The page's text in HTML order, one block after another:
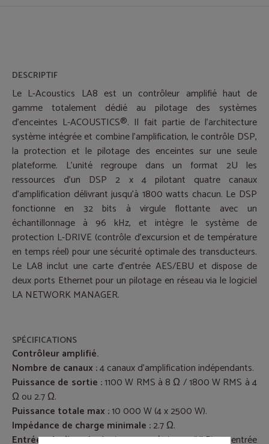
DESCRIPTIF
Le L-Acoustics LA8 est un contrôleur amplifié haut de
gamme totalement dédié au pilotage des systèmes
d'enceintes L-ACOUSTICS®. Il fait partie de l'architecture
système intégrée et combine l'amplification, le contrôle DSP,
la protection et le pilotage des enceintes sur une seule
plateforme. L'unité regroupe dans un format 2U les
ressources d'un DSP 2 x 4 pilotant quatre canaux
d'amplification délivrant jusqu'à 1800 watts chacun. Le DSP
fonctionne en 32 bits à virgule flottante avec un
échantillonnage à 96 kHz, et intègre le système de
protection L-DRIVE (contrôle d’excursion et de température
en temps réel) pour une sécurité optimale des transducteurs.
Le LA8 inclut une carte d’entrée AES/EBU et dispose de
deux ports Ethernet pour un pilotage en réseau via le logiciel
LA NETWORK MANAGER.
SPÉCIFICATIONS
Contrôleur amplifié.
Nombre de canaux :4 canaux d'amplification indépendants.
Puissance de sortie :1100 W RMS à 8 Ω / 1800 W RMS à 4
Ω ou 2.7 Ω.
Puissance totale max :10 000 W (4 x 2500 W).
Impédance de charge minimale :2.7 Ω.
Entrées Audio:Analogiques symétriques (XLR) et entrée